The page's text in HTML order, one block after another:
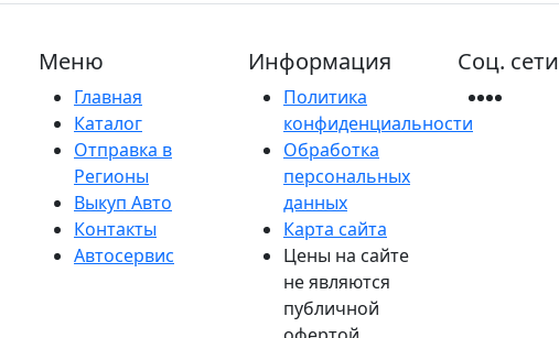
Меню
Главная
Каталог
Отправка в
Регионы
Выкуп Авто
Контакты
Автосервис
Информация
Политика
конфиденциальности
Обработка
персональных
данных
Карта сайта
Цены на сайте
не являются
публичной
Соц. сети